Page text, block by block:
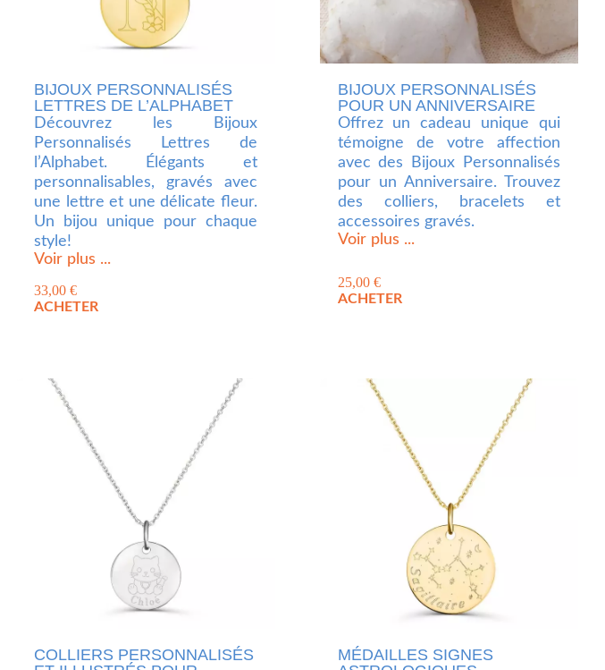
BIJOUX PERSONNALISÉS
LETTRES DE L’ALPHABET
Découvrez les Bijoux
Personnalisés Lettres de
l’Alphabet. Élégants et
personnalisables, gravés avec
une lettre et une délicate fleur.
Un bijou unique pour chaque
style!
Voir plus ...
33,00 €
ACHETER
BIJOUX PERSONNALISÉS
POUR UN ANNIVERSAIRE
Offrez un cadeau unique qui
témoigne de votre affection
avec des Bijoux Personnalisés
pour un Anniversaire. Trouvez
des colliers, bracelets et
accessoires gravés.
Voir plus ...
25,00 €
ACHETER
COLLIERS PERSONNALISÉS
MÉDAILLES SIGNES